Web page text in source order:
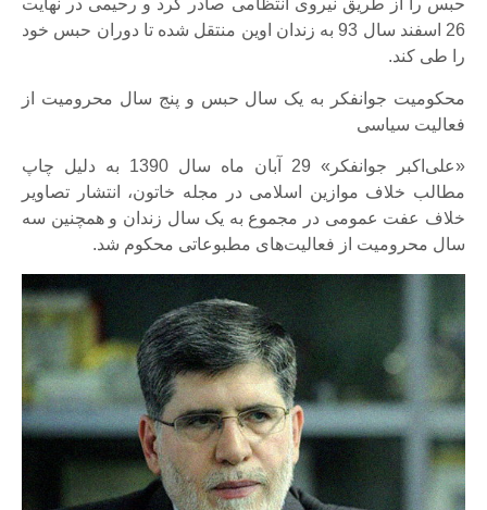
حبس را از طریق نیروی انتظامی صادر کرد و رحیمی در نهایت
26 اسفند سال 93 به زندان اوین منتقل شده تا دوران حبس خود
را طی کند.
محکومیت جوانفکر به یک سال حبس و پنج سال محرومیت از
فعالیت سیاسی
«علی‌اکبر جوانفکر» 29 آبان ماه سال 1390 به دلیل چاپ
مطالب خلاف موازین اسلامی در مجله خاتون، انتشار تصاویر
خلاف عفت عمومی در مجموع به یک سال زندان و همچنین سه
سال محرومیت از فعالیت‌های مطبوعاتی محکوم شد.